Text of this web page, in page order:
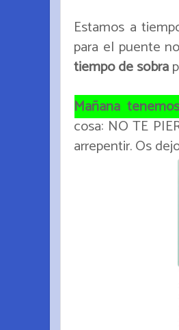
Estamos a
para el puente
tiempo de sobra
Mañana
cosa: NO TE
arrepentir. Os